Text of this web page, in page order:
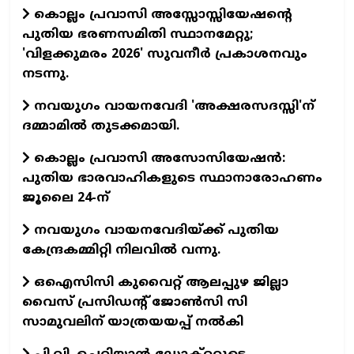
കൊല്ലം പ്രവാസി അസ്സോസ്സിയേഷന്റെ
പുതിയ ഭരണസമിതി സ്ഥാനമേറ്റു;
'വിളക്കുമരം 2026' സുവനീര്‍ പ്രകാശനവും
നടന്നു.
നവയുഗം വായനവേദി 'അക്ഷരസദസ്സി'ന്
ദമ്മാമില്‍ തുടക്കമായി.
കൊല്ലം പ്രവാസി അസോസിയേഷന്‍:
പുതിയ ഭാരവാഹികളുടെ സ്ഥാനാരോഹണം
ജൂലൈ 24-ന്
നവയുഗം വായനവേദിയ്ക്ക് പുതിയ
കേന്ദ്രകമ്മിറ്റി നിലവില്‍ വന്നു.
ഒഐസിസി കുവൈറ്റ് ആലപ്പുഴ ജില്ലാ
വൈസ് പ്രസിഡന്റ് ജോണ്‍സി സി
സാമുവലിന് യാത്രയയപ്പ് നല്‍കി